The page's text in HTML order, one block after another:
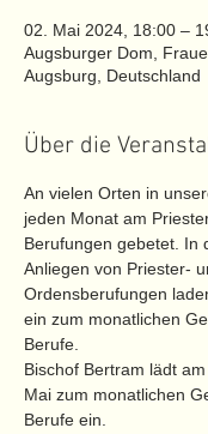
02. Mai 2024, 18:00 –
Augsburger Dom,
Augsburg, Deutschland
Über die
An vielen Orten in
jeden Monat am
Berufungen gebetet. In
Anliegen von Priester-
Ordensberufungen
ein zum monatlichen
Berufe.
Bischof Bertram lädt
Mai zum monatlichen
Berufe ein.